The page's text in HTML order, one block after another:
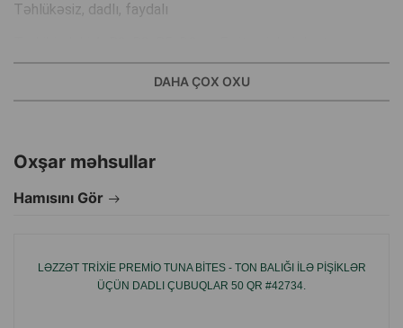
Təhlükəsiz, dadlı, faydalı
DAHA ÇOX OXU
Oxşar məhsullar
Hamısını Gör
LƏZZƏT TRIXIE PREMIO TUNA BITES - TON BALIĞI ILƏ PIŞIKLƏR
ÜÇÜN DADLI ÇUBUQLAR 50 QR #42734.